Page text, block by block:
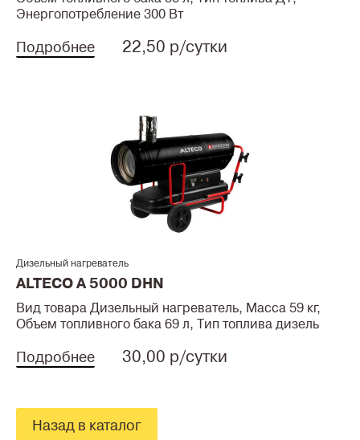
Энергопотребление 300 Вт
Подробнее 22,50 р/сутки
Дизельный нагреватель
ALTECO A 5000 DHN
Вид товара Дизельный нагреватель, Масса 59 кг,
Объем топливного бака 69 л, Тип топлива дизель
Подробнее 30,00 р/сутки
Назад в каталог